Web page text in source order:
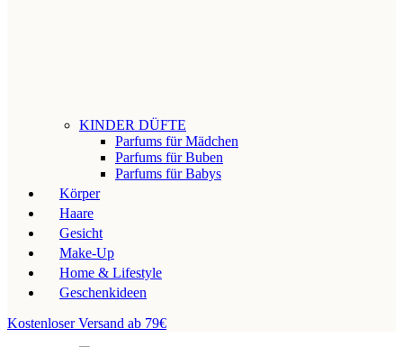
KINDER DÜFTE
Parfums für Mädchen
Parfums für Buben
Parfums für Babys
Körper
Haare
Gesicht
Make-Up
Home & Lifestyle
Geschenkideen
Kostenloser Versand ab 79€